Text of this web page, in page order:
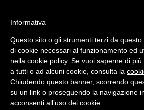
Informativa
Questo sito o gli strumenti terzi da
di cookie necessari al funzionamento ed
nella cookie policy. Se vuoi saperne di
a tutti o ad alcuni cookie, consulta la
Chiudendo questo banner, scorrendo
su un link o proseguendo la navigazione
acconsenti all’uso dei cookie.